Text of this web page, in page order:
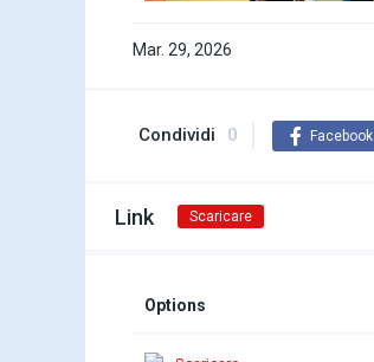
Mar. 29, 2026
Condividi 0 Facebook
Link Scaricare
Options